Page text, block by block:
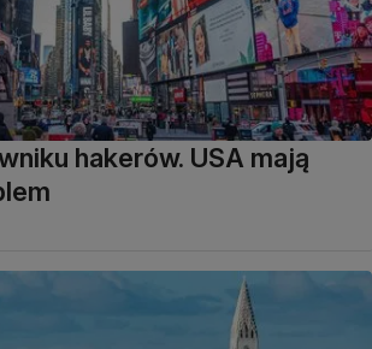
hakerów. USA mają